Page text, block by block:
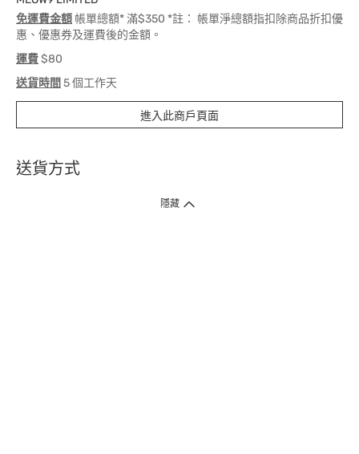
免運費金額 帳單總額* 滿$350 *註： 帳單淨總額指扣除商品折扣優
惠、優惠券及運費後的金額。
運費$80
送貨時間 5 個工作天
進入此商戶頁面
送貨方式
1. 送貨到府（受衛生署條例規管產品除外 ）
隱藏